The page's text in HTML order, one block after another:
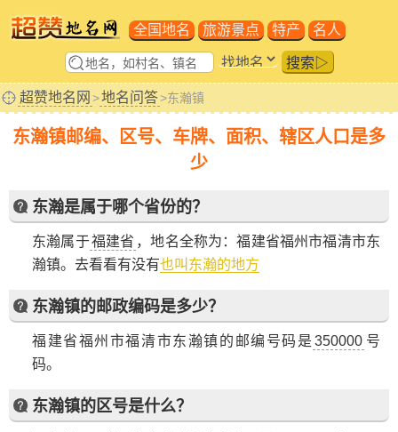
全国地名 旅游景点 特产 名人
搜索▷
超赞地名网 >地名问答>东瀚镇
东瀚镇邮编、区号、车牌、面积、辖区人口是多
少
东瀚是属于哪个省份的？
东瀚属于福建省 ，地名全称为：福建省福州市福清市东
瀚镇。 去看看有没有也叫东瀚的地方
东瀚镇的邮政编码是多少？
福建省福州市福清市东瀚镇的邮编号码是 350000 号
码。
东瀚镇的区号是什么？